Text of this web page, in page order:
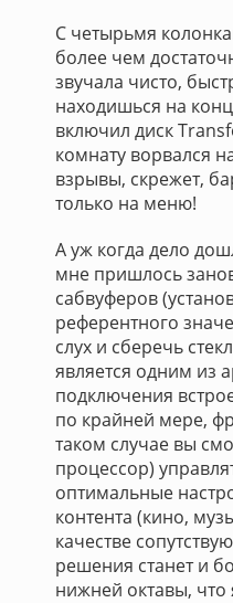
С четырьмя
более чем
звучала чисто,
находишься на
включил диск
комнату ворвался
взрывы, скрежет,
только на меню!
А уж когда дело
мне пришлось
сабвуферов
референтного
слух и сберечь
является одним из
подключения
по крайней мере,
таком случае вы
процессор)
оптимальные
контента (кино,
качестве
решения станет и
нижней октавы,